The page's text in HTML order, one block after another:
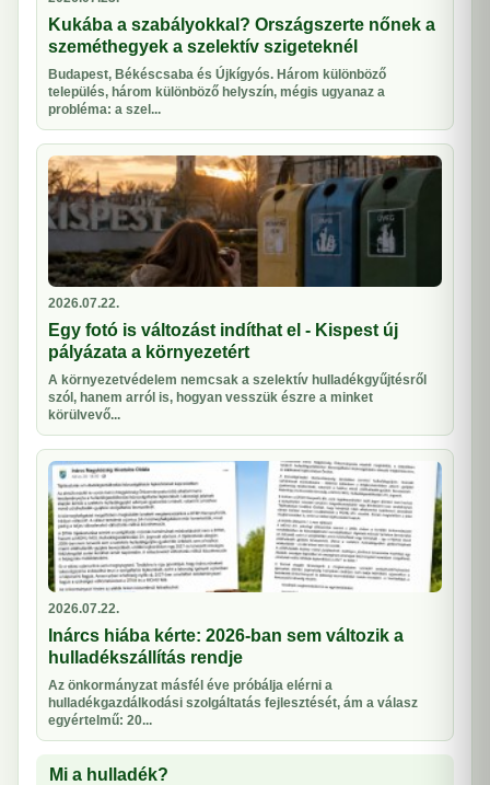
Kukába a szabályokkal? Országszerte nőnek a
szeméthegyek a szelektív szigeteknél
Budapest, Békéscsaba és Újkígyós. Három különböző
település, három különböző helyszín, mégis ugyanaz a
probléma: a szel...
2026.07.22.
Egy fotó is változást indíthat el - Kispest új
pályázata a környezetért
A környezetvédelem nemcsak a szelektív hulladékgyűjtésről
szól, hanem arról is, hogyan vesszük észre a minket
körülvevő...
2026.07.22.
Inárcs hiába kérte: 2026-ban sem változik a
hulladékszállítás rendje
Az önkormányzat másfél éve próbálja elérni a
hulladékgazdálkodási szolgáltatás fejlesztését, ám a válasz
egyértelmű: 20...
Mi a hulladék?